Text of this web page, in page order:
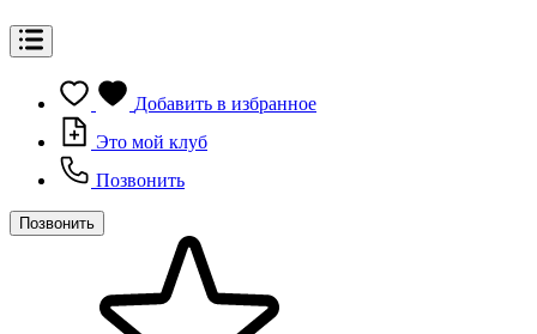
Добавить в избранное
Это мой клуб
Позвонить
Позвонить